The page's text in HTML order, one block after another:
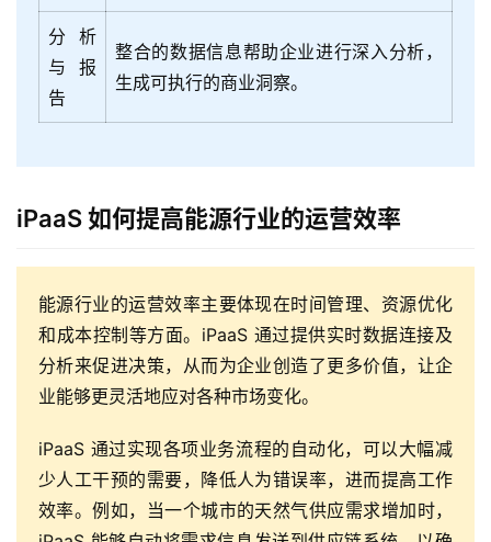
分析
与报
告
整合的数据信息帮助企业进行深入分析，
生成可执行的商业洞察。
iPaaS 如何提高能源行业的运营效率
能源行业的运营效率主要体现在时间管理、资源优化
和成本控制等方面。iPaaS 通过提供实时数据连接及
分析来促进决策，从而为企业创造了更多价值，让企
业能够更灵活地应对各种市场变化。
iPaaS 通过实现各项业务流程的自动化，可以大幅减
少人工干预的需要，降低人为错误率，进而提高工作
效率。例如，当一个城市的天然气供应需求增加时，